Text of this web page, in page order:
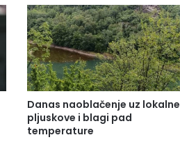
Danas naoblačenje uz lokalne
pljuskove i blagi pad
temperature